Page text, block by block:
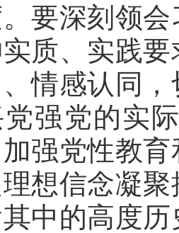
要深刻领
质、实践
情感认同
党强党的实
强党性教
想信念凝
中的高度